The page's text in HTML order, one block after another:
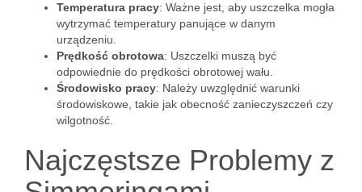
Temperatura pracy: Ważne jest, aby uszczelka mogła
wytrzymać temperatury panujące w danym
urządzeniu.
Prędkość obrotowa: Uszczelki muszą być
odpowiednie do prędkości obrotowej wału.
Środowisko pracy: Należy uwzględnić warunki
środowiskowe, takie jak obecność zanieczyszczeń czy
wilgotność.
Najczęstsze Problemy z